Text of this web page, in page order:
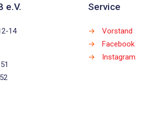
e.V.
14
Service
→
Vorstand
→
Facebook
→
Instagram